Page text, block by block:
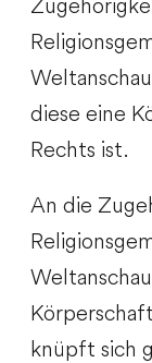
diese eine
Rechts ist.
An die
knüpft sich